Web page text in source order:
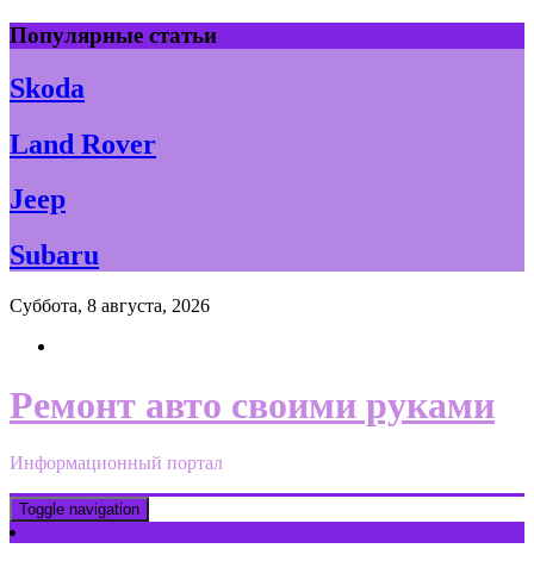
Skip
to
content
Популярные статьи
Skoda
Land Rover
Jeep
Subaru
Суббота, 8 августа, 2026
Ремонт авто своими руками
Информационный портал
Toggle navigation